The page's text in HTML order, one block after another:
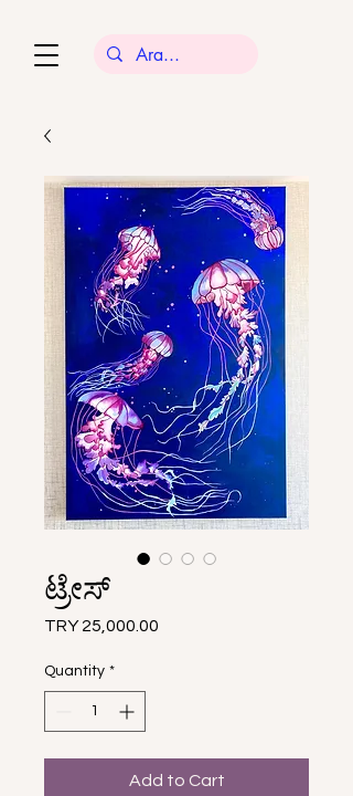
ಟ್ರೇಸ್
TRY 25,000.00
Quantity *
Add to Cart